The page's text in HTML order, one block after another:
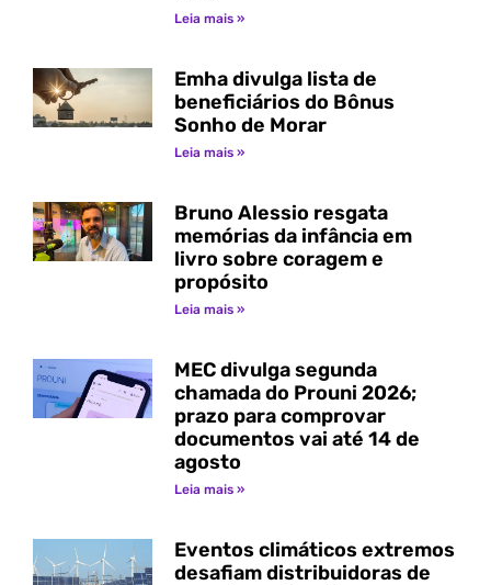
Leia mais »
Emha divulga lista de
beneficiários do Bônus
Sonho de Morar
Leia mais »
Bruno Alessio resgata
memórias da infância em
livro sobre coragem e
propósito
Leia mais »
MEC divulga segunda
chamada do Prouni 2026;
prazo para comprovar
documentos vai até 14 de
agosto
Leia mais »
Eventos climáticos extremos
desafiam distribuidoras de